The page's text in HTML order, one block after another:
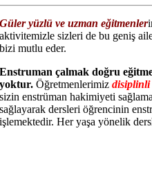
Güler yüzlü ve uzman eğitmenler
aktivitemizle sizleri de bu geniş
bizi mutlu eder.
Enstruman çalmak doğru
yoktur. Öğretmenlerimizdisiplinli
sizin enstrüman hakimiyeti
sağlayarak dersleri öğrencinin
işlemektedir. Her yaşa yönelik